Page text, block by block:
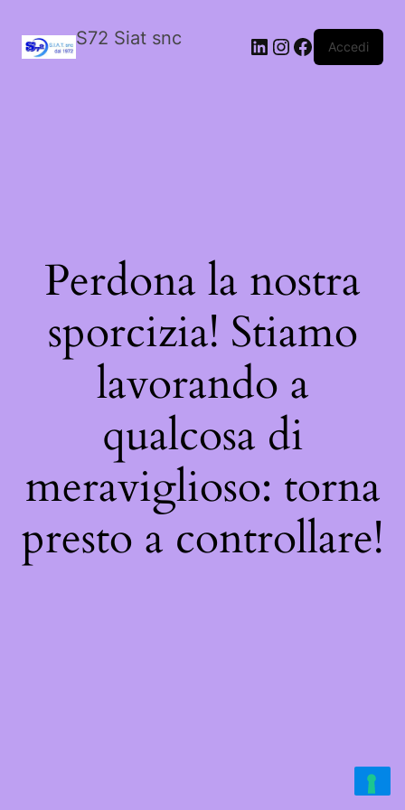
S72 Siat snc LinkedIn
Instagram
Facebook
Accedi
Perdona la nostra
sporcizia! Stiamo
lavorando a
qualcosa di
meraviglioso: torna
presto a controllare!